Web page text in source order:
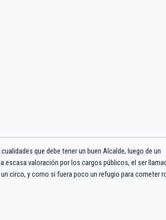
que debe tener un buen Alcalde, luego de un
escasa valoración por los cargos públicos, el ser
circo, y como si fuera poco un refugio para cometer